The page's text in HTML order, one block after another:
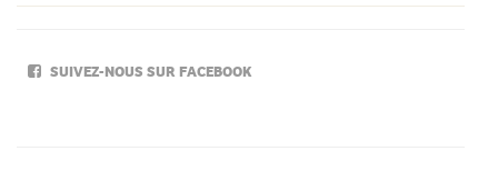
SUIVEZ-NOUS SUR FACEBOOK